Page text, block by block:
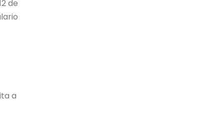
de
a